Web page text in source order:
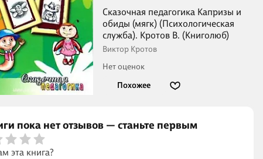
Сказочная педагогика Капризы и
обиды (мягк) (Психологическая
служба). Кротов В. (Книголюб)
Виктор Кротов
Нет оценок
Похожее
пока нет отзывов — станьте первым
эта книга?